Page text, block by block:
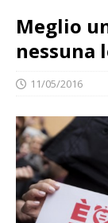
Meglio
nessuna
11/05/2016